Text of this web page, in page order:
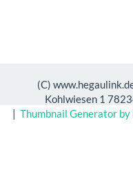
(C)
Kohlwiesen 1
| Thumbnail Generator by